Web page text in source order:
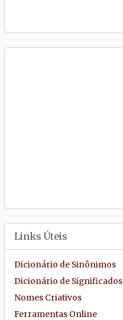
Links Úteis
Dicionário de Sinônimos
Dicionário de Significados
Nomes Criativos
Ferramentas Online